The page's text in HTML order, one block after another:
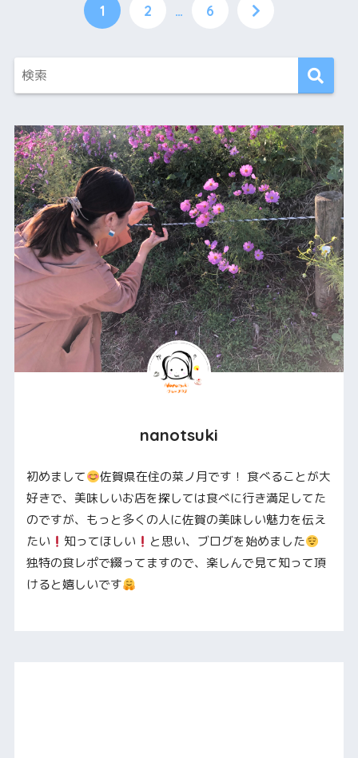
1 2 … 6
nanotsuki
初めまして
佐賀県在住の菜ノ月です！ 食べることが大
好きで、美味しいお店を探しては食べに行き満足してた
のですが、もっと多くの人に佐賀の美味しい魅力を伝え
たい
知ってほしい
と思い、ブログを始めました
独特の食レポで綴ってますので、楽しんで見て知って頂
けると嬉しいです